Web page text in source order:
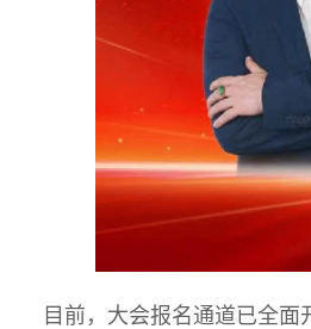
目前，大会报名通道已全